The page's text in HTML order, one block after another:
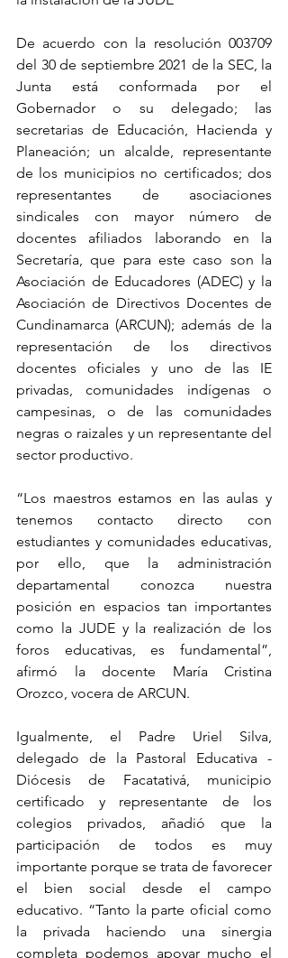
De acuerdo con la resolución 003709
del 30 de septiembre 2021 de la SEC, la
Junta está conformada por el
Gobernador o su delegado; las
secretarias de Educación, Hacienda y
Planeación; un alcalde, representante
de los municipios no certificados; dos
representantes de asociaciones
sindicales con mayor número de
docentes afiliados laborando en la
Secretaría, que para este caso son la
Asociación de Educadores (ADEC) y la
Asociación de Directivos Docentes de
Cundinamarca (ARCUN); además de la
representación de los directivos
docentes oficiales y uno de las IE
privadas, comunidades indígenas o
campesinas, o de las comunidades
negras o raizales y un representante del
sector productivo.
“Los maestros estamos en las aulas y
tenemos contacto directo con
estudiantes y comunidades educativas,
por ello, que la administración
departamental conozca nuestra
posición en espacios tan importantes
como la JUDE y la realización de los
foros educativas, es fundamental”,
afirmó la docente María Cristina
Orozco, vocera de ARCUN.
Igualmente, el Padre Uriel Silva,
delegado de la Pastoral Educativa -
Diócesis de Facatativá, municipio
certificado y representante de los
colegios privados, añadió que la
participación de todos es muy
importante porque se trata de favorecer
el bien social desde el campo
educativo. “Tanto la parte oficial como
la privada haciendo una sinergia
completa podemos apoyar mucho el